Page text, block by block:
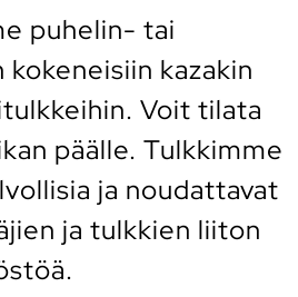
puhelin- tai
kazakin
Voit tilata
päälle. Tulkkimme
ja noudattavat
ja tulkkien liiton